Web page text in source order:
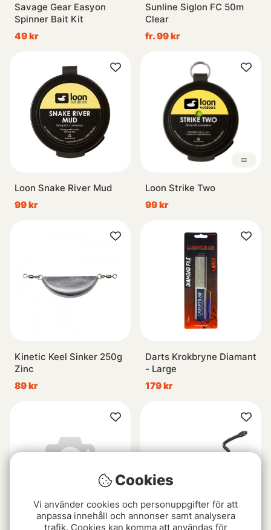
Savage Gear Easyon
Spinner Bait Kit
49 kr
Sunline Siglon FC 50m
Clear
fr. 99 kr
Loon Snake River Mud
99 kr
Loon Strike Two
99 kr
Kinetic Keel Sinker 250g
Zinc
89 kr
Darts Krokbryne Diamant
- Large
179 kr
Cookies
Vi använder cookies och personuppgifter för att
anpassa innehåll och annonser samt analysera
trafik. Cookies kan komma att användas för